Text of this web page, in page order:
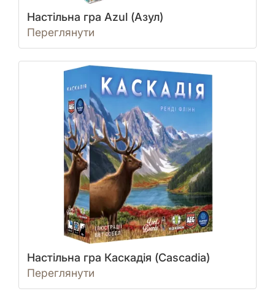
Настільна гра Azul (Азул)
Переглянути
Настільна гра Каскадія (Cascadia)
Переглянути